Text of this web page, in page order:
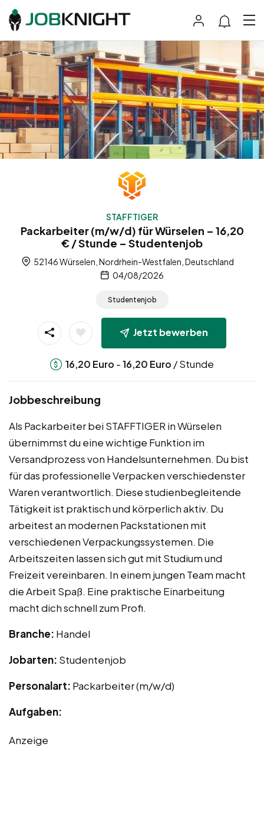
STAFFTIGER
Packarbeiter (m/w/d) für Würselen – 16,20
€ / Stunde – Studentenjob
52146 Würselen, Nordrhein-Westfalen, Deutschland
04/08/2026
Studentenjob
Jetzt bewerben
16,20 Euro -16,20 Euro / Stunde
Jobbeschreibung
Als Packarbeiter bei STAFFTIGER in Würselen
übernimmst du eine wichtige Funktion im
Versandprozess von Handelsunternehmen. Du bist
für das professionelle Verpacken verschiedenster
Waren verantwortlich. Diese studienbegleitende
Tätigkeit ist praktisch und körperlich aktiv. Du
arbeitest an modernen Packstationen mit
verschiedenen Verpackungssystemen. Die
Arbeitszeiten lassen sich gut mit Studium und
Freizeit vereinbaren. In einem jungen Team macht
die Arbeit Spaß. Eine praktische Einarbeitung
macht dich schnell zum Profi.
Branche: Handel
Jobarten: Studentenjob
Personalart: Packarbeiter (m/w/d)
Aufgaben:
Anzeige